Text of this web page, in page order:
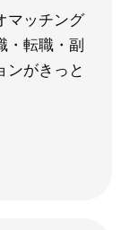
マッチング
・転職・副
ンがきっと